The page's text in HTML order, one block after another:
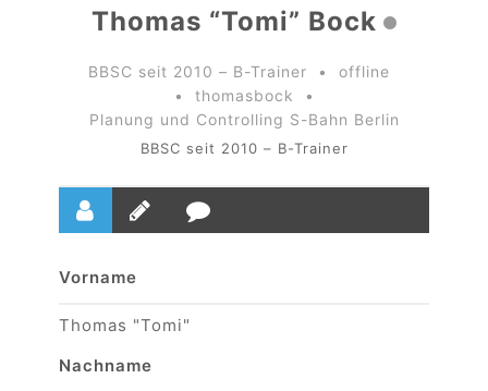
Thomas “Tomi” Bock
BBSC seit 2010 – B-Trainer •
offline
•
thomasbock
•
Planung und Controlling S-Bahn Berlin
BBSC seit 2010 – B-Trainer
Vorname
Thomas "Tomi"
Nachname